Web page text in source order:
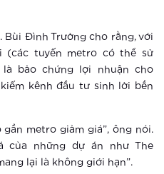
Bùi Đình Trường cho rằng, với
(các tuyến metro có thể sử
bảo chứng lợi nhuận cho
kênh đầu tư sinh lời bền
metro giảm giá”, ông nói.
của những dự án như The
lại là không giới hạn”.
“cuộc sống một chạm”
Smart City
giúp đoán trước hành vi